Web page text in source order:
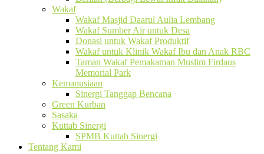
Wakaf
Wakaf Masjid Daarul Aulia Lembang
Wakaf Sumber Air untuk Desa
Donasi untuk Wakaf Produktif
Wakaf untuk Klinik Wakaf Ibu dan Anak RBC
Taman Wakaf Pemakaman Muslim Firdaus
Memorial Park
Kemanusiaan
Sinergi Tanggap Bencana
Green Kurban
Sasaka
Kuttab Sinergi
SPMB Kuttab Sinergi
Tentang Kami